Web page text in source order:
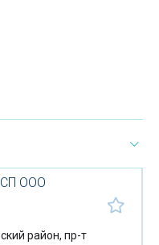
СП ООО
район, пр-т